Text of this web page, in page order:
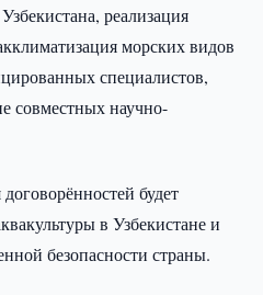
реализация
морских видов
специалистов,
совместных научно-
будет
в Узбекистане и
безопасности страны.